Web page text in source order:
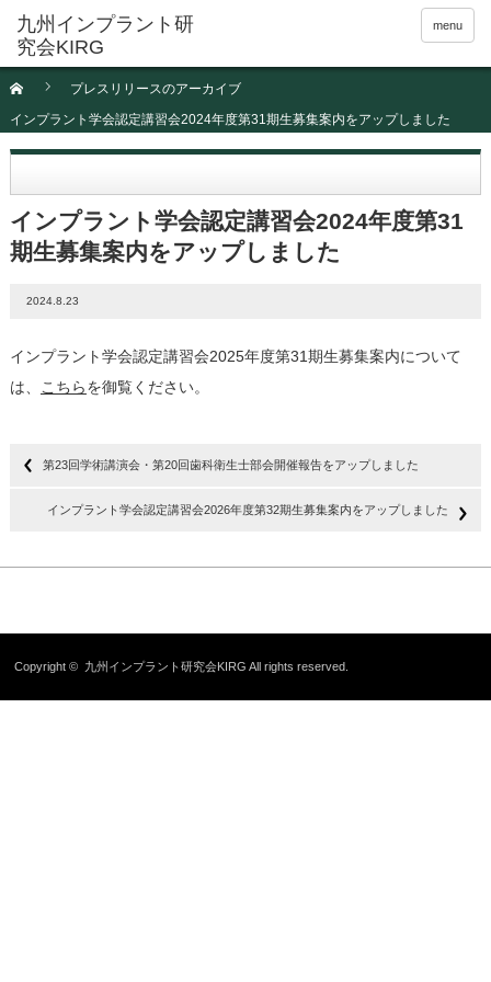
menu
プレスリリースのアーカイブ
インプラント学会認定講習会2024年度第31期生募集案内をアップしました
インプラント学会認定講習会2024年度第31
期生募集案内をアップしました
2024.8.23
インプラント学会認定講習会2025年度第31期生募集案内について
は、
こちらを御覧ください。
第23回学術講演会・第20回歯科衛生士部会開催報告をアップしました
インプラント学会認定講習会2026年度第32期生募集案内をアップしました
Copyright © 九州インプラント研究会KIRG All rights reserved.